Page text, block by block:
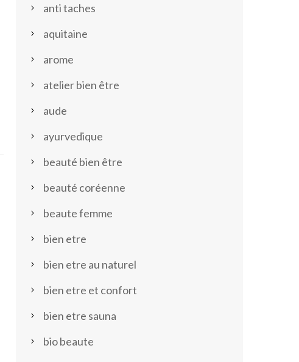
anti taches
aquitaine
arome
atelier bien être
aude
ayurvedique
beauté bien être
beauté coréenne
beaute femme
bien etre
bien etre au naturel
bien etre et confort
bien etre sauna
bio beaute